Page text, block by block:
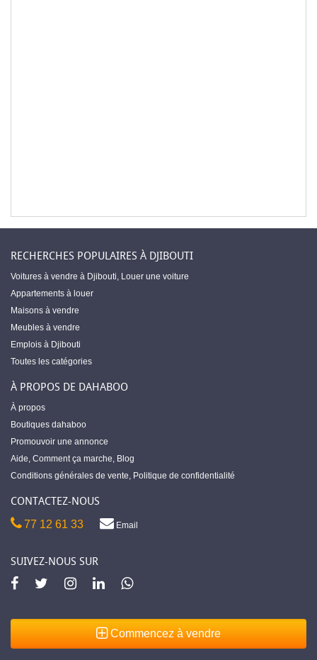
RECHERCHES POPULAIRES À DJIBOUTI
Voitures à vendre à Djibouti, Louer une voiture
Appartements à louer
Maisons à vendre
Meubles à vendre
Emplois à Djibouti
Toutes les catégories
À PROPOS DE DAHABOO
À propos
Boutiques dahaboo
Promouvoir une annonce
Aide, Comment ça marche, Blog
Conditions générales de vente, Politique de confidentialité
CONTACTEZ-NOUS
77 12 61 33 Email
SUIVEZ-NOUS SUR
Commencez à vendre